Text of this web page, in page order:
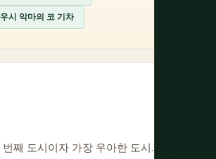
시 악마의 코 기차
째 도시이자 가장 우아한 도시. 쿠엥